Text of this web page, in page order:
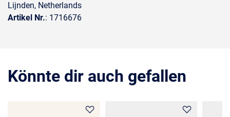
Lijnden, Netherlands
Artikel Nr.: 1716676
Könnte dir auch gefallen